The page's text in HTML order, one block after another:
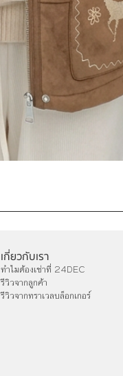
เกี่ยวกับเรา
ทำไมต้องเช่าที่ 24DEC
รีวิวจากลูกค้า
รีวิวจากทราเวลบล็อกเกอร์